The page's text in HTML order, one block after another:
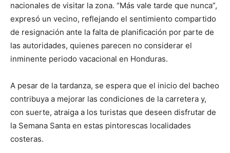
nacionales de visitar la zona. “Más vale tarde que nunca”,
expresó un vecino, reflejando el sentimiento compartido
de resignación ante la falta de planificación por parte de
las autoridades, quienes parecen no considerar el
inminente periodo vacacional en Honduras.
A pesar de la tardanza, se espera que el inicio del bacheo
contribuya a mejorar las condiciones de la carretera y,
con suerte, atraiga a los turistas que deseen disfrutar de
la Semana Santa en estas pintorescas localidades
costeras.